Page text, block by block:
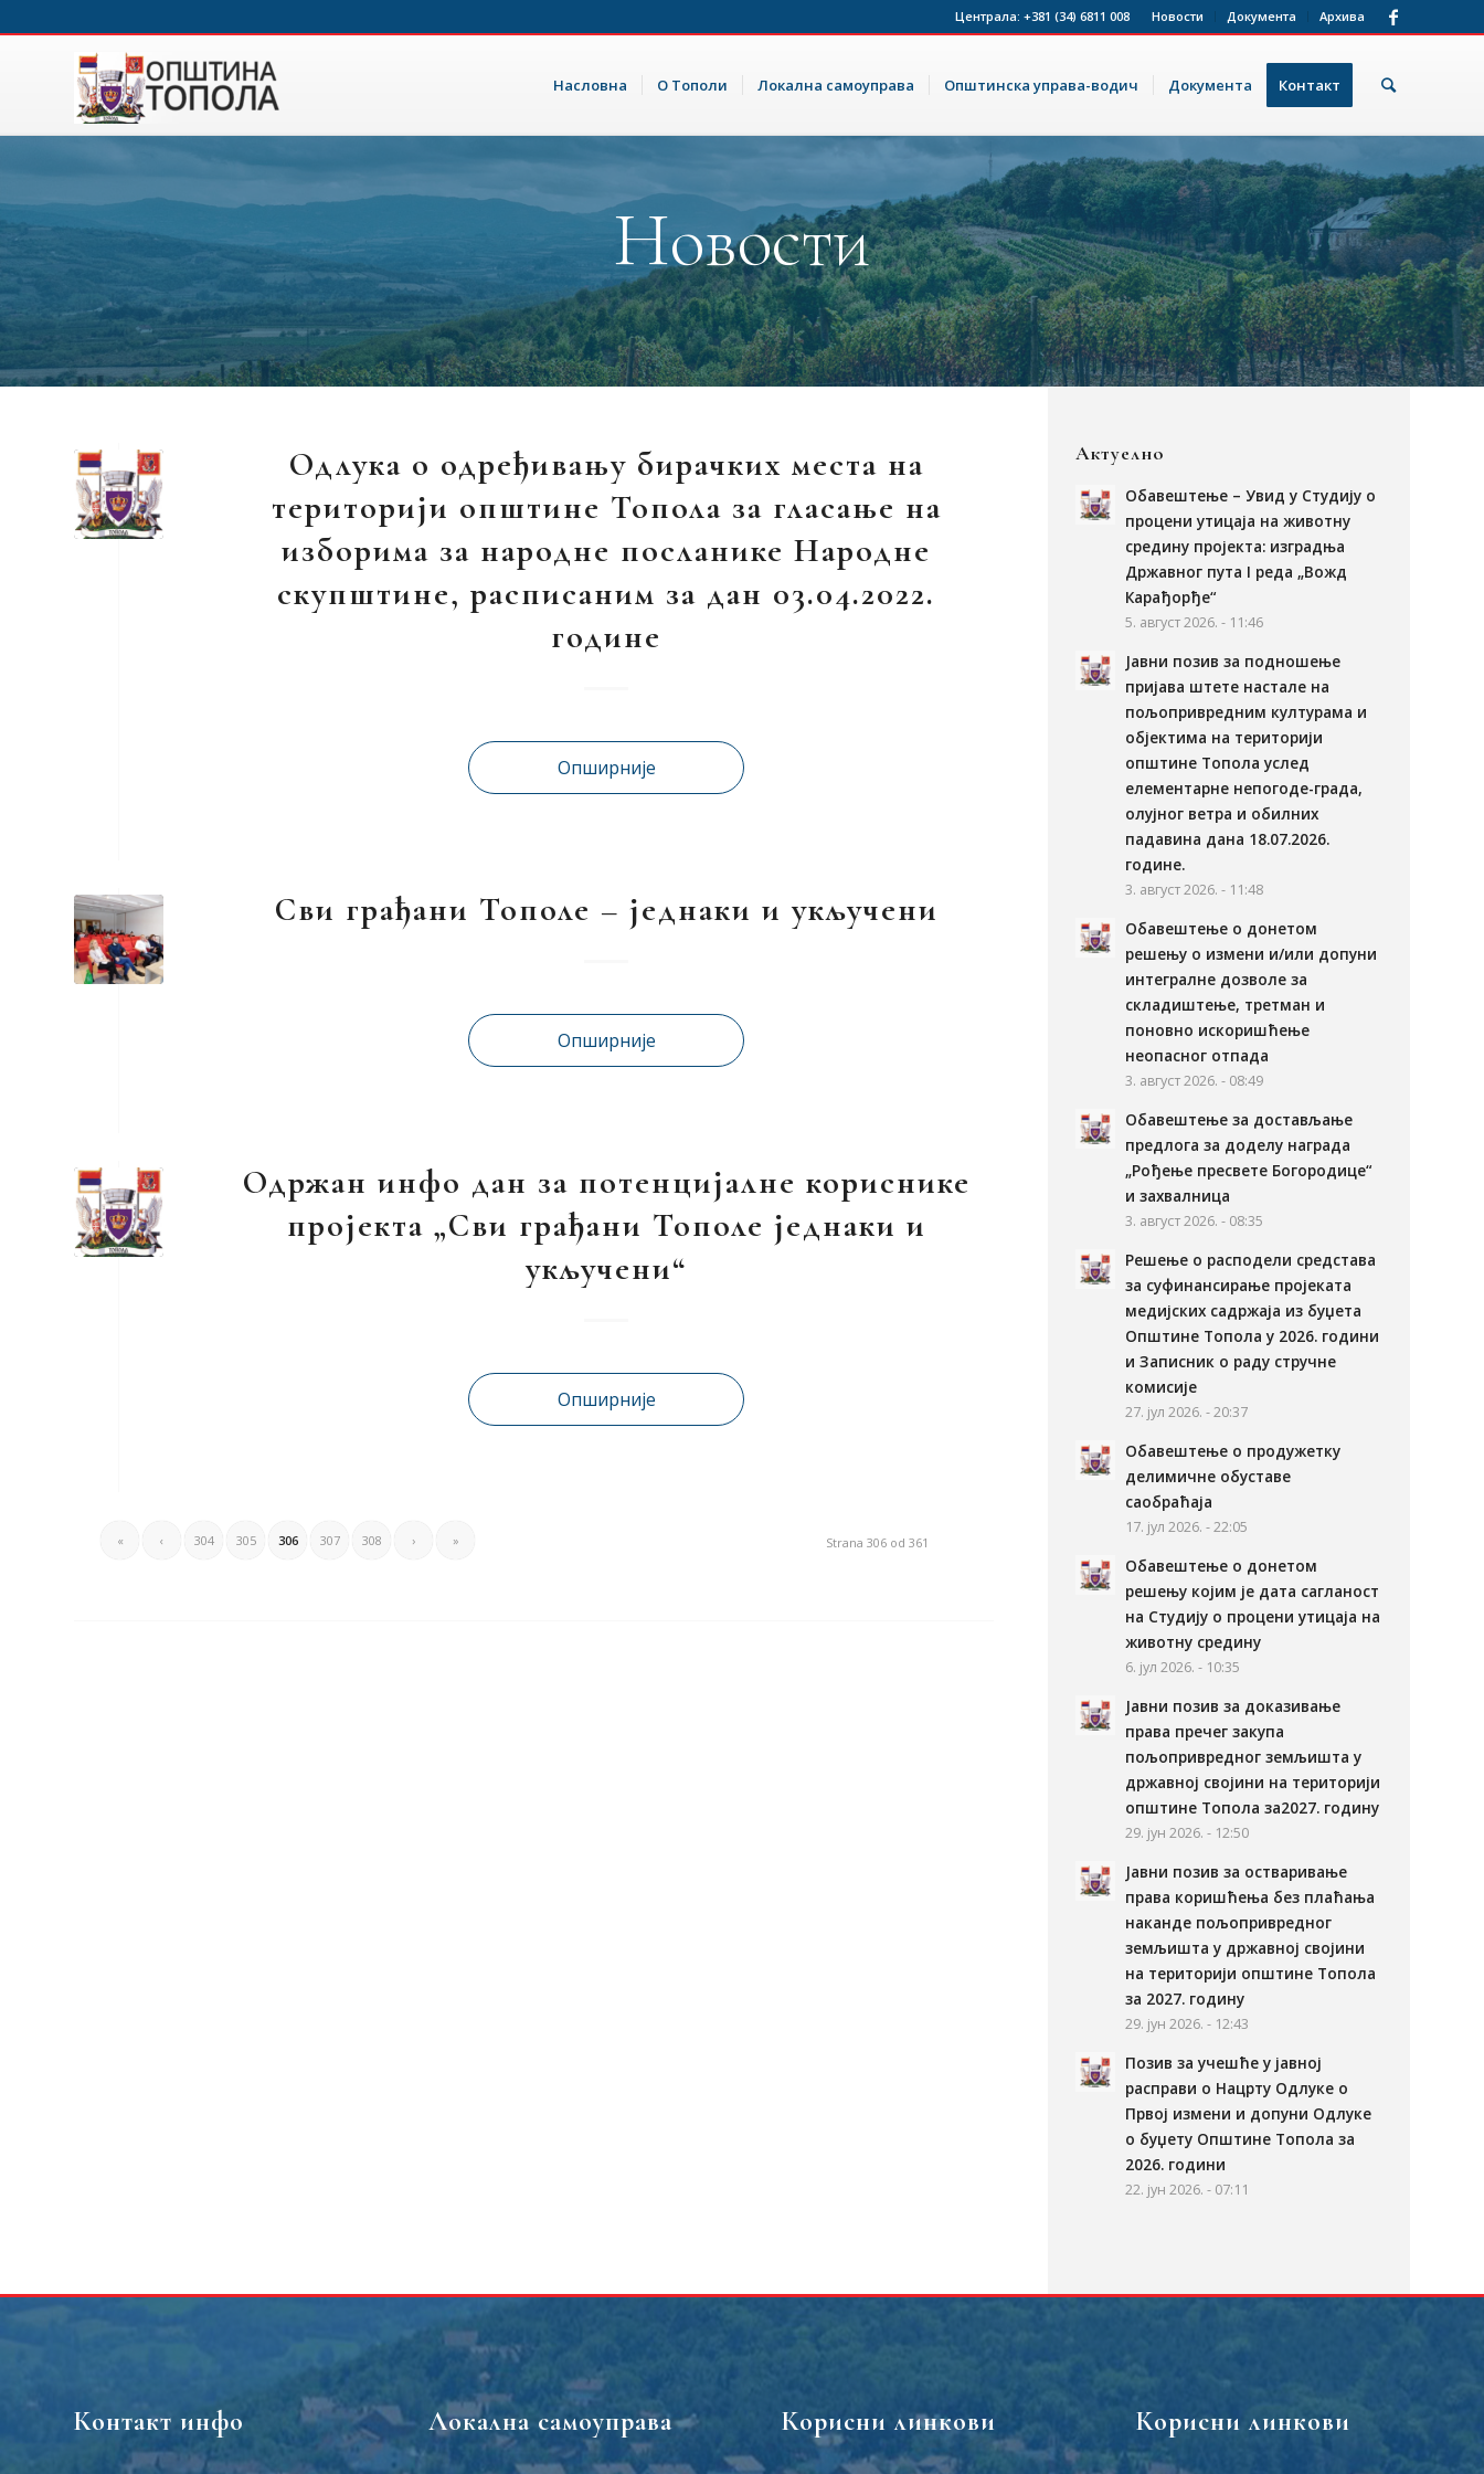
Новости Документа Архива
Централа: +381 (34) 6811 008
Насловна О Тополи Локална самоуправа Општинска управа-водич Документа Контакт
Новости
Одлука о одређивању бирачких места на
територији општине Топола за гласање на
изборима за народне посланике Народне
скупштине, расписаним за дан 03.04.2022.
године
Опширније
Сви грађани Тополе – једнаки и укључени
Опширније
Одржан инфо дан за потенцијалне кориснике
пројекта „Сви грађани Тополе једнаки и
укључени“
Опширније
Strana 306 od 361
« ‹ 304 305 306 307 308 › »
Актуелно
Обавештење – Увид у Студију о
процени утицаја на животну
средину пројекта: изградња
Државног пута I реда „Вожд
Карађорђе“
5. август 2026. - 11:46
Јавни позив за подношење
пријава штете настале на
пољопривредним културама и
објектима на територији
општине Топола услед
елементарне непогоде-града,
олујног ветра и обилних
падавина дана 18.07.2026.
године.
3. август 2026. - 11:48
Обавештење о донетом
решењу о измени и/или допуни
интегралне дозволе за
складиштење, третман и
поновно искоришћење
неопасног отпада
3. август 2026. - 08:49
Обавештење за достављање
предлога за доделу награда
„Рођење пресвете Богородице“
и захвалница
3. август 2026. - 08:35
Решење о расподели средстава
за суфинансирање пројеката
медијских садржаја из буџета
Општине Топола у 2026. години
и Записник о раду стручне
комисије
27. јул 2026. - 20:37
Обавештење о продужетку
делимичне обуставе
саобраћаја
17. јул 2026. - 22:05
Обавештење о донетом
решењу којим је дата сагланост
на Студију о процени утицаја на
животну средину
6. јул 2026. - 10:35
Јавни позив за доказивање
права пречег закупа
пољопривредног земљишта у
државној својини на територији
општине Топола за2027. годину
29. јун 2026. - 12:50
Јавни позив за остваривање
права коришћења без плаћања
наканде пољопривредног
земљишта у државној својини
на територији општине Топола
за 2027. годину
29. јун 2026. - 12:43
Позив за учешће у јавној
расправи о Нацрту Одлуке о
Првој измени и допуни Одлуке
о буџету Општине Топола за
2026. години
22. јун 2026. - 07:11
Контакт инфо Локална самоуправа Корисни линкови Корисни линкови